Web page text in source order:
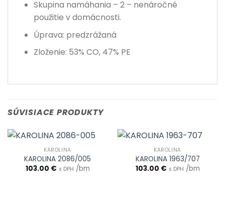
Skupina namáhania – 2 – nenáročné
použitie v domácnosti.
Úprava: predzrážaná
Zloženie: 53% CO, 47% PE
SÚVISIACE PRODUKTY
KAROLINA
KAROLINA 2086/005
103.00 € s DPH /bm
KAROLINA
KAROLINA 1963/707
103.00 € s DPH /bm